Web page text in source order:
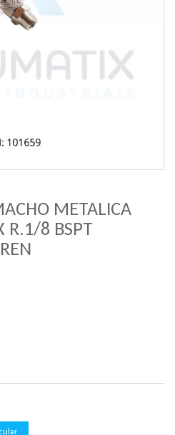
METALICA
R.1/8 BSPT